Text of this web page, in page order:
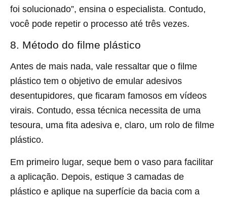
foi solucionado”, ensina o especialista. Contudo,
você pode repetir o processo até três vezes.
8. Método do filme plástico
Antes de mais nada, vale ressaltar que o filme
plástico tem o objetivo de emular adesivos
desentupidores, que ficaram famosos em vídeos
virais. Contudo, essa técnica necessita de uma
tesoura, uma fita adesiva e, claro, um rolo de filme
plástico.
Em primeiro lugar, seque bem o vaso para facilitar
a aplicação. Depois, estique 3 camadas de
plástico e aplique na superfície da bacia com a